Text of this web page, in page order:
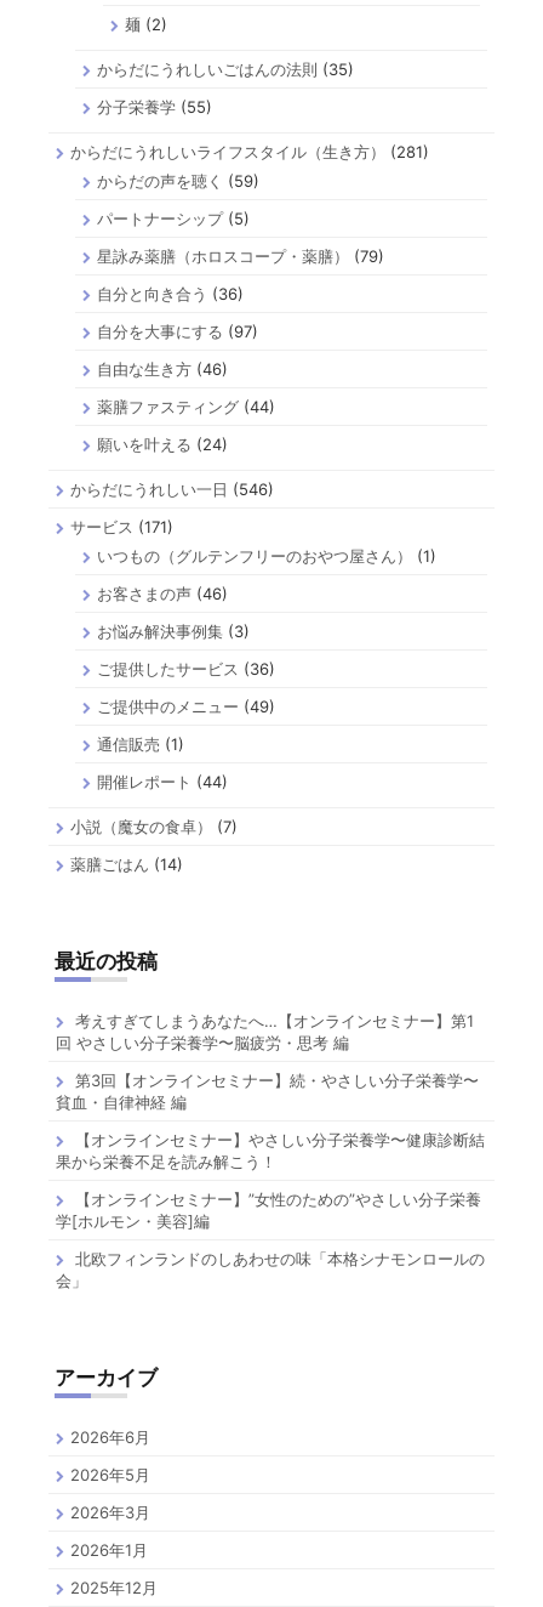
麺 (2)
からだにうれしいごはんの法則 (35)
分子栄養学 (55)
からだにうれしいライフスタイル（生き方）
(281)
からだの声を聴く
(59)
パートナーシップ(5)
星詠み薬膳（ホロスコープ・薬膳）
(79)
自分と向き合う (36)
自分を大事にする (97)
自由な生き方 (46)
薬膳ファスティング (44)
願いを叶える (24)
からだにうれしい一日 (546)
サービス (171)
いつもの（グルテンフリーのおやつ屋さん）
(1)
お客さまの声 (46)
お悩み解決事例集 (3)
ご提供したサービス (36)
ご提供中のメニュー (49)
通信販売 (1)
開催レポート (44)
小説（魔女の食卓）
(7)
薬膳ごはん (14)
最近の投稿
考えすぎてしまうあなたへ…【オンラインセミナー】第1
回 やさしい分子栄養学〜脳疲労・思考 編
第3回【オンラインセミナー】続・やさしい分子栄養学〜
貧血・自律神経 編
【オンラインセミナー】やさしい分子栄養学〜健康診断結
果から栄養不足を読み解こう！
【オンラインセミナー】”女性のための”やさしい分子栄養
学[ホルモン・美容]編
北欧フィンランドのしあわせの味「本格シナモンロールの
会」
アーカイブ
2026年6月
2026年5月
2026年3月
2026年1月
2025年12月